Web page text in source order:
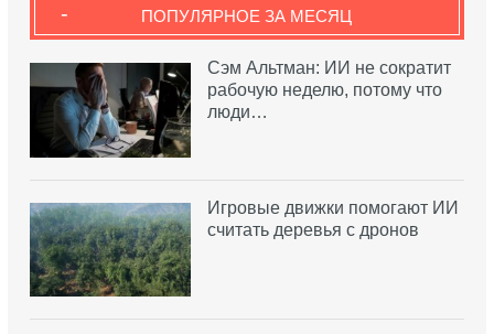
ПОПУЛЯРНОЕ ЗА МЕСЯЦ
-
Сэм Альтман: ИИ не сократит
рабочую неделю, потому что
люди…
Игровые движки помогают ИИ
считать деревья с дронов